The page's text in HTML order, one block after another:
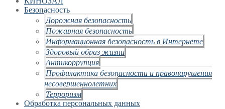
Безопасность
Дорожная безопасность
Пожарная безопасность
Информационная безопасность в Интернете
Здоровый образ жизни
Антикоррупция
Профилактика безопасности и правонарушения
несовершеннолетних
Терроризм
Обработка персональных данных